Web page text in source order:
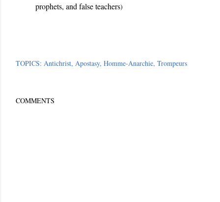
prophets, and false teachers)
TOPICS: Antichrist Apostasy Homme-Anarchie Trompeurs
COMMENTS